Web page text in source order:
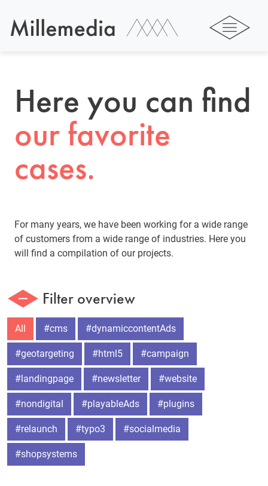
Here you can find
our favorite
cases.
For many years, we have been working for a wide range
of customers from a wide range of industries. Here you
will find a compilation of our projects.
Filter overview
All #cms #dynamiccontentAds
#geotargeting #html5 #campaign
#landingpage #newsletter #website
#nondigital #playableAds #plugins
#relaunch #typo3 #socialmedia
#shopsystems